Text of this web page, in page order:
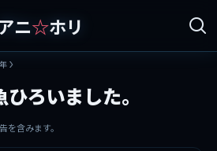
ニ☆ホリ
ろいました。
含みます。